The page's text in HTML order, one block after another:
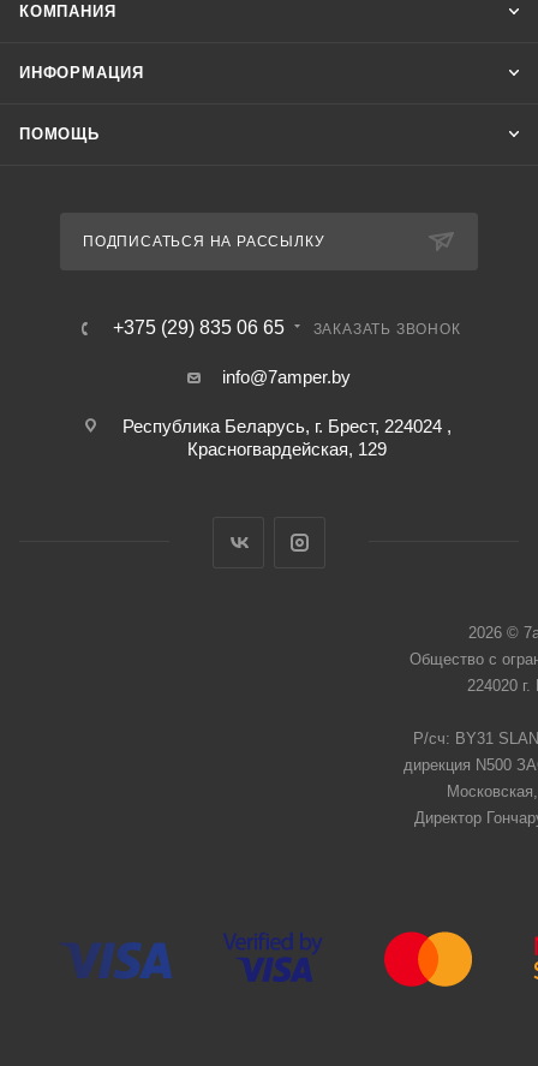
КОМПАНИЯ
ИНФОРМАЦИЯ
ПОМОЩЬ
ПОДПИСАТЬСЯ НА РАССЫЛКУ
+375 (29) 835 06 65 ЗАКАЗАТЬ ЗВОНОК
info@7amper.by
Республика Беларусь, г. Брест, 224024 ,
Красногвардейская, 129
2026 ©
Общество с
224020
Р/сч: BY31
дирекция N500
Директор